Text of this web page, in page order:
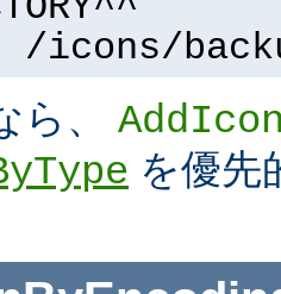
/icons/
ら、
を優先